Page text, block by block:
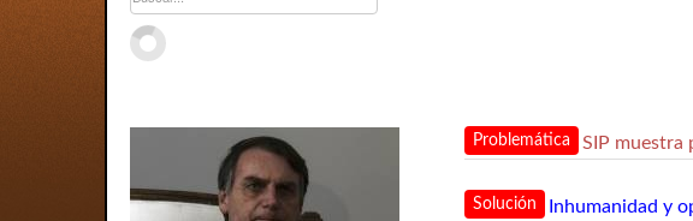
Problemática SIP muestra
Solución
Inhumanidad y